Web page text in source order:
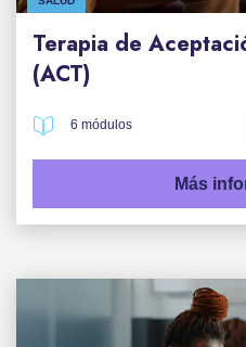
Terapia de
(ACT)
6 módulos
Más